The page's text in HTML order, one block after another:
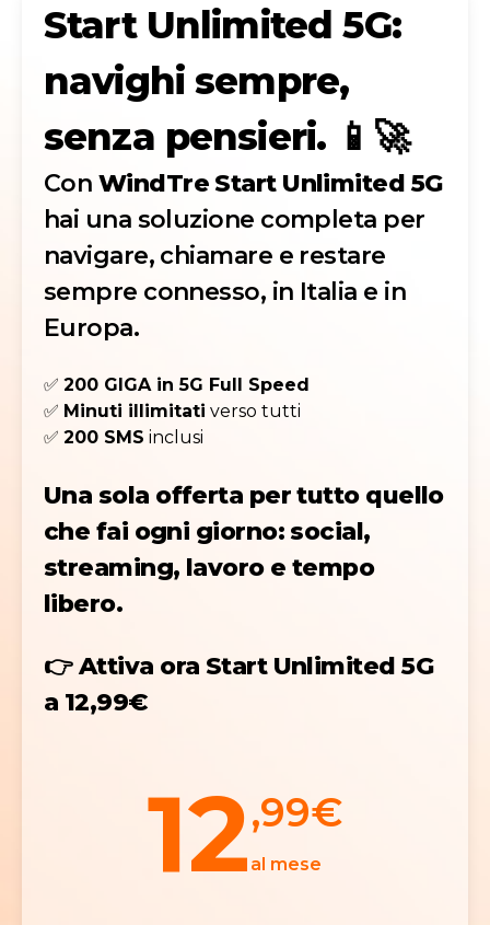
Start Unlimited 5G:
navighi sempre,
senza pensieri. 📱🚀
Con WindTre Start Unlimited 5G
hai una soluzione completa per
navigare, chiamare e restare
sempre connesso, in Italia e in
Europa.
✅ 200 GIGA in 5G Full Speed
✅ Minuti illimitati verso tutti
✅ 200 SMS inclusi
Una sola offerta per tutto quello
che fai ogni giorno: social,
streaming, lavoro e tempo
libero.
👉Attiva ora Start Unlimited 5G
a 12,99€
12,99€
al mese